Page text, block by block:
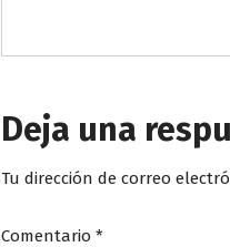
Deja una
Tu dirección de correo
Comentario *